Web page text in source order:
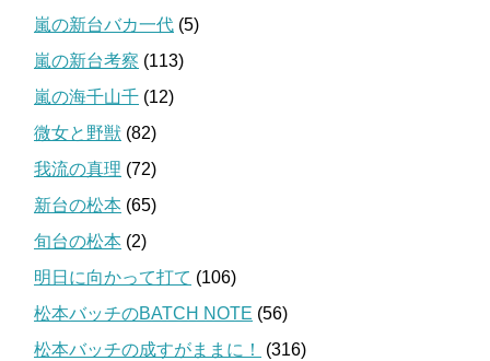
嵐の新台バカ一代 (5)
嵐の新台考察 (113)
嵐の海千山千 (12)
微女と野獣 (82)
我流の真理 (72)
新台の松本 (65)
旬台の松本 (2)
明日に向かって打て (106)
松本バッチのBATCH NOTE (56)
松本バッチの成すがままに！
(316)